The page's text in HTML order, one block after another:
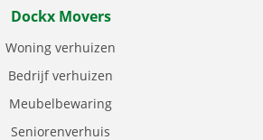
Dockx Movers
Woning verhuizen
Bedrijf verhuizen
Meubelbewaring
Seniorenverhuis